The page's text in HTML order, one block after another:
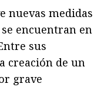
nuevas medidas
encuentran en
sus
creación de un
grave